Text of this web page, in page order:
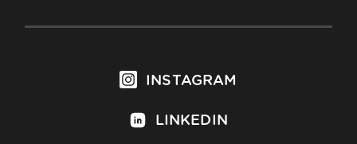
INSTAGRAM
LINKEDIN